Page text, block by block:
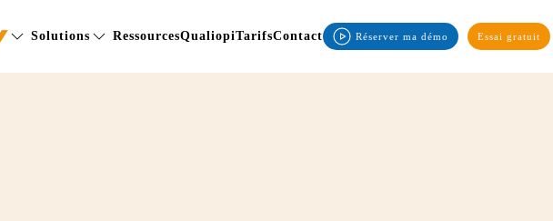
Solutions RessourcesQualiopiTarifsContact Réserver ma démo Essai gratuit